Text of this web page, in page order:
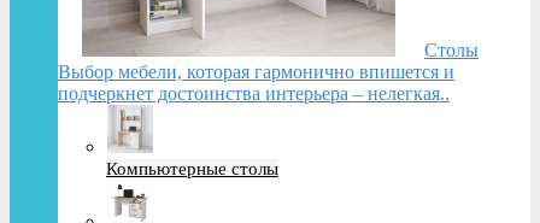
Столы
Выбор мебели, которая гармонично впишется и
подчеркнет достоинства интерьера – нелегкая..
Компьютерные столы